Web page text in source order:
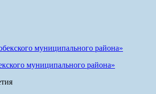
муниципального района»